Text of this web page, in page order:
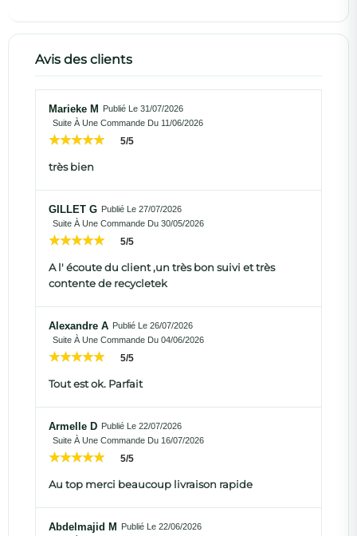
Avis des clients
Marieke M
Publié Le 31/07/2026
Suite À Une Commande Du 11/06/2026
5/5
très bien
GILLET G Publié Le 27/07/2026
Suite À Une Commande Du 30/05/2026
5/5
A l' écoute du client ,un très bon suivi et très
contente de recycletek
Alexandre A Publié Le 26/07/2026
Suite À Une Commande Du 04/06/2026
5/5
Tout est ok. Parfait
Armelle D Publié Le 22/07/2026
Suite À Une Commande Du 16/07/2026
5/5
Au top merci beaucoup livraison rapide
Abdelmajid M
Publié Le 22/06/2026